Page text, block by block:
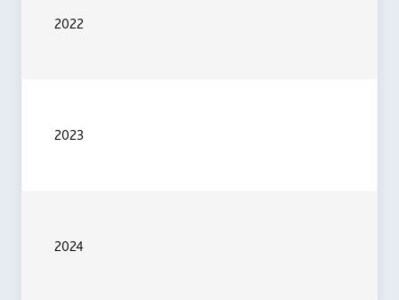
2022
2023
2024